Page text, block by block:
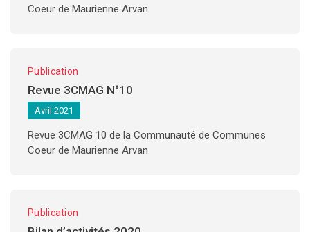
Coeur de Maurienne Arvan
Publication
Revue 3CMAG N°10
Avril 2021
Revue 3CMAG 10 de la Communauté de Communes
Coeur de Maurienne Arvan
Publication